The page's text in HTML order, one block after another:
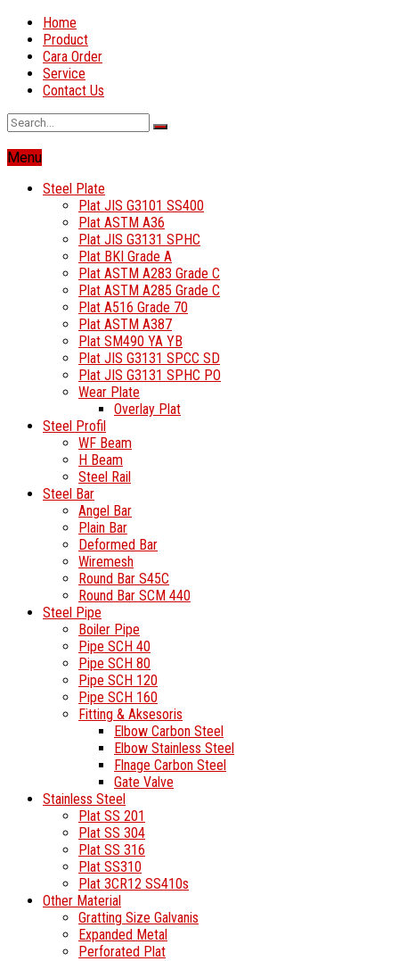
Home
Product
Cara Order
Service
Contact Us
Menu
Steel Plate
Plat JIS G3101 SS400
Plat ASTM A36
Plat JIS G3131 SPHC
Plat BKI Grade A
Plat ASTM A283 Grade C
Plat ASTM A285 Grade C
Plat A516 Grade 70
Plat ASTM A387
Plat SM490 YA YB
Plat JIS G3131 SPCC SD
Plat JIS G3131 SPHC PO
Wear Plate
Overlay Plat
Steel Profil
WF Beam
H Beam
Steel Rail
Steel Bar
Angel Bar
Plain Bar
Deformed Bar
Wiremesh
Round Bar S45C
Round Bar SCM 440
Steel Pipe
Boiler Pipe
Pipe SCH 40
Pipe SCH 80
Pipe SCH 120
Pipe SCH 160
Fitting & Aksesoris
Elbow Carbon Steel
Elbow Stainless Steel
Flnage Carbon Steel
Gate Valve
Stainless Steel
Plat SS 201
Plat SS 304
Plat SS 316
Plat SS310
Plat 3CR12 SS410s
Other Material
Gratting Size Galvanis
Expanded Metal
Perforated Plat